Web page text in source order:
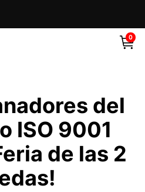
0
y
del
ISO 9001
de las 2